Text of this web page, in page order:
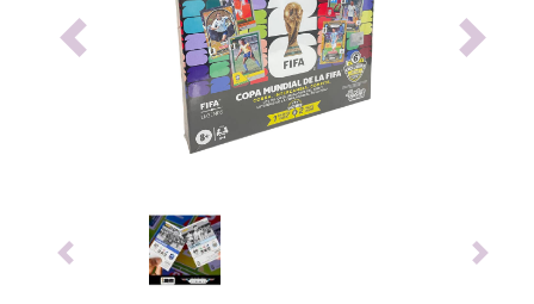
Previous Next
Previous Next